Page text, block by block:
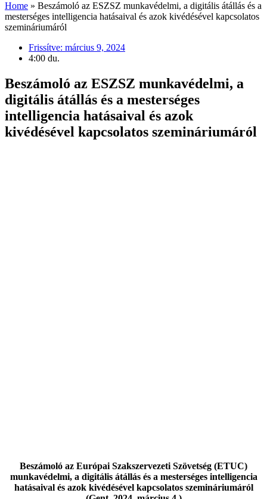
Home » Beszámoló az ESZSZ munkavédelmi, a digitális átállás és a
mesterséges intelligencia hatásaival és azok kivédésével kapcsolatos
szemináriumáról
Frissítve: március 9, 2024
4:00 du.
Beszámoló az ESZSZ munkavédelmi, a
digitális átállás és a mesterséges
intelligencia hatásaival és azok
kivédésével kapcsolatos szemináriumáról
Beszámoló az Európai Szakszervezeti Szövetség (ETUC)
munkavédelmi, a digitális átállás és a mesterséges intelligencia
hatásaival és azok kivédésével kapcsolatos szemináriumáról